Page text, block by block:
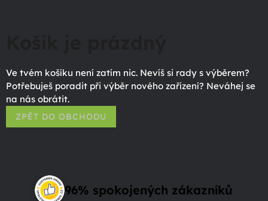
Ve tvém košíku není zatím nic. Nevíš si rady s výběrem?
Potřebuješ poradit při výběr nového zařízení? Neváhej se
na nás obrátit.
ZPĚT DO OBCHODU
96% spokojených zákazníků